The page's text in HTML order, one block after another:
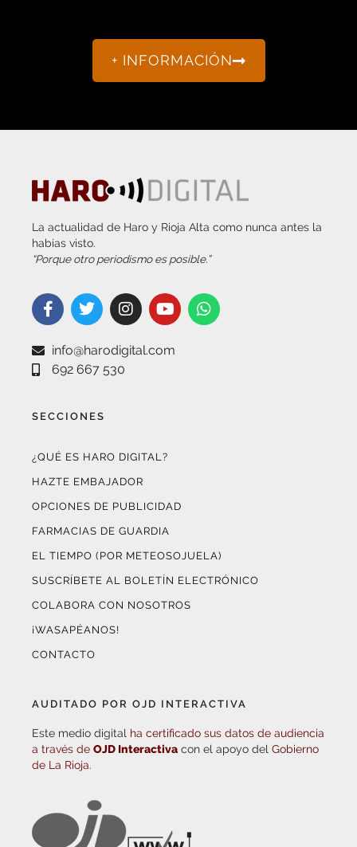
+ INFORMACIÓN
La actualidad de Haro y Rioja Alta como nunca antes la
habías visto.
“Porque otro periodismo es posible.”
info@harodigital.com
692 667 530
SECCIONES
¿QUÉ ES HARO DIGITAL?
HAZTE EMBAJADOR
OPCIONES DE PUBLICIDAD
FARMACIAS DE GUARDIA
EL TIEMPO (POR METEOSOJUELA)
SUSCRÍBETE AL BOLETÍN ELECTRÓNICO
COLABORA CON NOSOTROS
¡WASAPÉANOS!
CONTACTO
AUDITADO POR OJD INTERACTIVA
Este medio digital ha certificado sus datos de audiencia
a través de OJD Interactiva con el apoyo del Gobierno
de La Rioja.